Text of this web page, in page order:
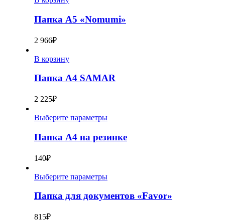
Папка A5 «Nomumi»
2 966₽
В корзину
Папка А4 SAMAR
2 225₽
Выберите параметры
Папка А4 на резинке
140₽
Выберите параметры
Папка для документов «Favor»
815₽